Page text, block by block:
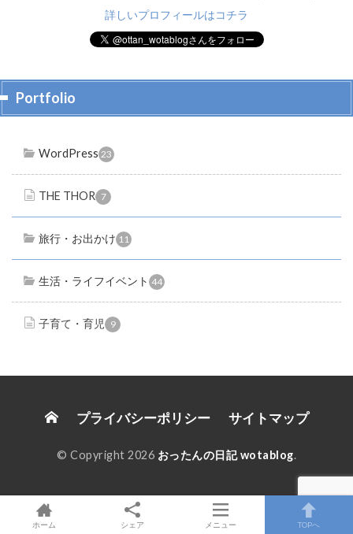
詳しいプロフィールはコチラ
Portfolio
WordPress 23
THE THOR 7
旅行・お出かけ 11
生活・ライフイベント 44
子育て・育児 9
プライバシーポリシー サイトマップ
© Copyright 2026 おったんの日記 wotablog.
ホーム シェア メニュー TOPへ